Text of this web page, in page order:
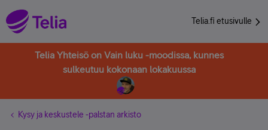
Telia.fi etusivulle
Telia Yhteisö on Vain luku -moodissa, kunnes
sulkeutuu kokonaan lokakuussa
Kysy ja keskustele -palstan arkisto